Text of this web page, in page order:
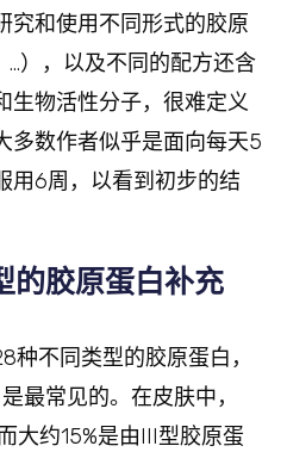
究和使用不同形式的胶原
），以及不同的配方还含
生物活性分子，很难定义
多数作者似乎是面向每天5
用6周，以看到初步的结
的胶原蛋白补充
不同类型的胶原蛋白，
最常见的。在皮肤中，
大约15%是由III型胶原蛋